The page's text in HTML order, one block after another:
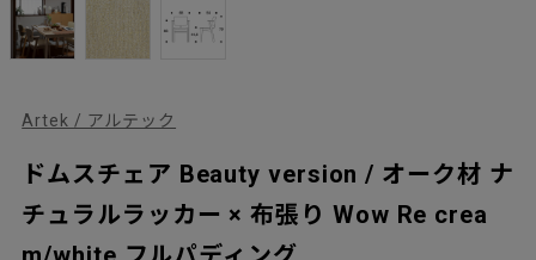
Artek / アルテック
ドムスチェア Beauty version / オーク材 ナ
チュラルラッカー × 布張り Wow Re crea